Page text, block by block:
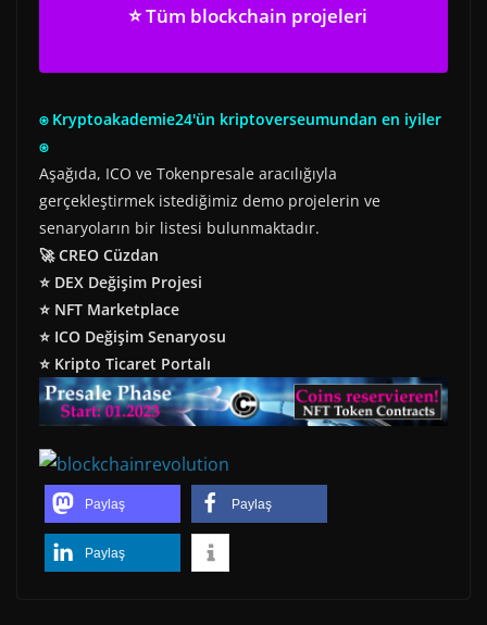
⭐ Tüm blockchain projeleri
⍟ Kryptoakademie24'ün kriptoverseumundan en iyiler
⍟
Aşağıda, ICO ve Tokenpresale aracılığıyla
gerçekleştirmek istediğimiz demo projelerin ve
senaryoların bir listesi bulunmaktadır.
🚀 CREO Cüzdan
⭐ DEX Değişim Projesi
⭐ NFT Marketplace
⭐ ICO Değişim Senaryosu
⭐ Kripto Ticaret Portalı
Paylaş Paylaş
Paylaş